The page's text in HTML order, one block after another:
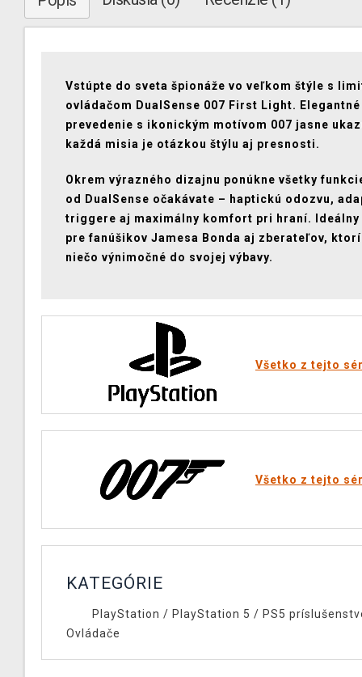
Vstúpte do sveta špionáže vo veľkom štýle s
ovládačom DualSense 007 First Light.
prevedenie s ikonickým motívom 007 jasne
každá misia je otázkou štýlu aj presnosti.
Okrem výrazného dizajnu ponúkne všetky
od DualSense očakávate – haptickú odozvu,
triggere aj maximálny komfort pri hraní. Ideálny
pre fanúšikov Jamesa Bonda aj zberateľov, ktorí
niečo výnimočné do svojej výbavy.
Všetko z tejto
Všetko z tejto
KATEGÓRIE
PlayStation / PlayStation 5 / PS5
Ovládače